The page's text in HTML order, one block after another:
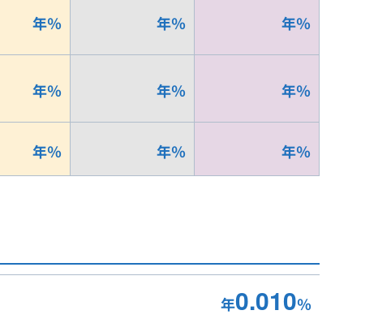
年％ 年％ 年％
年％ 年％ 年％
年％ 年％ 年％
年0.010％